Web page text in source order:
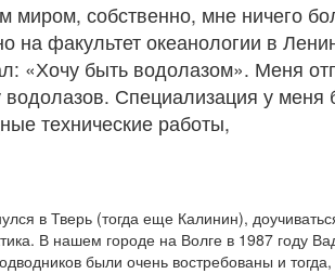
миром, собственно, мне ничего
на факультет океанологии в
«Хочу быть водолазом». Меня
Специализация у
технические работы,
в Тверь (тогда еще Калинин),
В нашем городе на Волге в 1987 году
были очень востребованы и тогда,